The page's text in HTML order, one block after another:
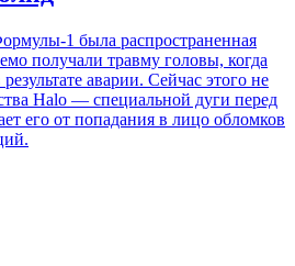
1 была распространенная
получали травму головы, когда
аварии. Сейчас этого не
Halo — специальной дуги перед
его от попадания в лицо обломков